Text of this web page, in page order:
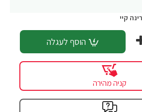
קיי
הוסף לעגלה
קניה מהירה